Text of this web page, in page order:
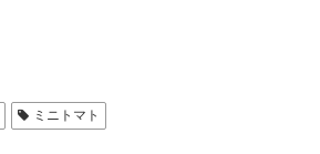
ミニトマト